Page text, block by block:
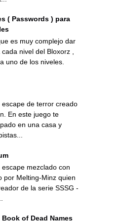
( Passwords ) para
es muy complejo dar
nivel del Bloxorz ,
uno de los niveles.
escape de terror creado
En este juego te
en una casa y
mezclado con
por Melting-Minz quien
de la serie SSSG -
of Dead Names